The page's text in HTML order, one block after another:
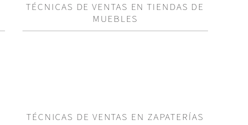
TÉCNICAS DE VENTAS EN TIENDAS DE
MUEBLES
TÉCNICAS DE VENTAS EN ZAPATERÍAS